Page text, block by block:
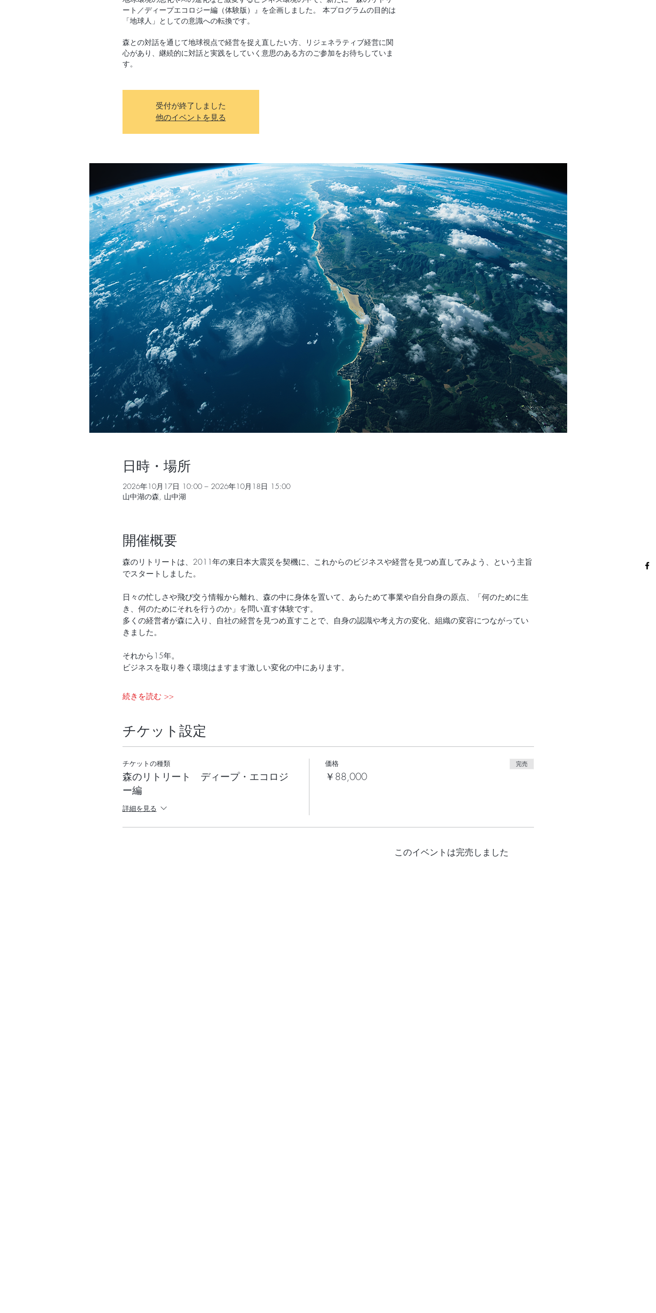
ート／ディープエコロジー編（体験版）』を企画しました。 本プログラムの目的は
「地球人」としての意識への転換です。
森との対話を通じて地球視点で経営を捉え直したい方、リジェネラティブ経営に関
心があり、継続的に対話と実践をしていく意思のある方のご参加をお待ちしていま
す。
受付が終了しました
他のイベントを見る
日時・場所
2026年10月17日 10:00 – 2026年10月18日 15:00
山中湖の森, 山中湖
開催概要
森のリトリートは、2011年の東日本大震災を契機に、これからのビジネスや経営を見つめ直してみよう、という主旨
でスタートしました。
日々の忙しさや飛び交う情報から離れ、森の中に身体を置いて、あらためて事業や自分自身の原点、「何のために生
き、何のためにそれを行うのか」を問い直す体験です。
多くの経営者が森に入り、自社の経営を見つめ直すことで、自身の認識や考え方の変化、組織の変容につながってい
きました。
それから15年。
ビジネスを取り巻く環境はますます激しい変化の中にあります。
続きを読む >>
チケット設定
チケットの種類
森のリトリート ディープ・エコロジ
ー編
詳細を見る
価格
￥88,000
完売
このイベントは完売しました